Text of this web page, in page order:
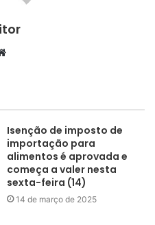
Website
Isenção de imposto de
importação para
alimentos é aprovada e
começa a valer nesta
sexta-feira (14)
14 de março de 2025